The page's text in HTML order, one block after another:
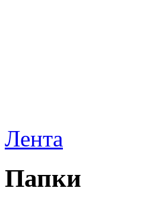
Лента
Папки